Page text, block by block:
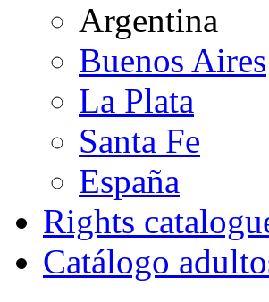
Argentina
Buenos Aires
La Plata
Santa Fe
España
Rights
Catálogo